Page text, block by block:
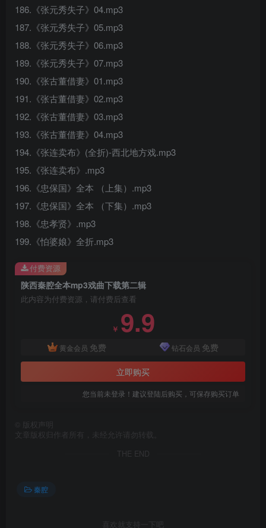
186.《张元秀失子》04.mp3
187.《张元秀失子》05.mp3
188.《张元秀失子》06.mp3
189.《张元秀失子》07.mp3
190.《张古董借妻》01.mp3
191.《张古董借妻》02.mp3
192.《张古董借妻》03.mp3
193.《张古董借妻》04.mp3
194.《张连卖布》(全折)-西北地方戏.mp3
195.《张连卖布》.mp3
196.《忠保国》全本 （上集）.mp3
197.《忠保国》全本 （下集）.mp3
198.《忠孝贤》.mp3
199.《怕婆娘》全折.mp3
陕西秦腔全本mp3戏曲下载第二辑
此内容为付费资源，请付费后查看
￥ 9.9
黄金会员 免费 钻石会员 免费
立即购买
您当前未登录！建议登陆后购买，可保存购买订单
付费资源
版权声明
文章版权归作者所有，未经允许请勿转载。
THE END
秦腔
喜欢就支持一下吧